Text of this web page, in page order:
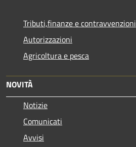
Tributi,finanze e contravvenzioni
Autorizzazioni
Agricoltura e pesca
NOVITÀ
Notizie
Comunicati
Avvisi